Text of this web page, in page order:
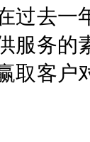
过去一
服务
取客